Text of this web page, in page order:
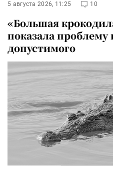
5 августа 2026, 11:25 10
«Большая
показала проблему
допустимого